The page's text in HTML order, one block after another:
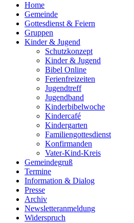
Home
Gemeinde
Gottesdienst & Feiern
Gruppen
Kinder & Jugend
Schutzkonzept
Kinder & Jugend
Bibel Online
Ferienfreizeiten
Jugendtreff
Jugendband
Kinderbibelwoche
Kindercafé
Kindergarten
Familiengottesdienst
Konfirmanden
Vater-Kind-Kreis
Gemeindegruß
Termine
Information & Dialog
Presse
Archiv
Newsletteranmeldung
Widerspruch